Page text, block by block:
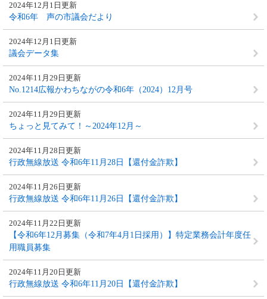
令和6年 声の市議会だより
2024年12月1日更新
議会データ集
2024年12月1日更新
No.1214広報かわちながの令和6年（2024）12月号
2024年11月29日更新
ちょっと見てみて！～2024年12月～
2024年11月29日更新
行政無線放送 令和6年11月28日【還付金詐欺】
2024年11月28日更新
行政無線放送 令和6年11月26日【還付金詐欺】
2024年11月26日更新
【令和6年12月募集（令和7年4月1日採用）】特定業務会計年度任
用職員募集
2024年11月22日更新
行政無線放送 令和6年11月20日【還付金詐欺】
2024年11月20日更新